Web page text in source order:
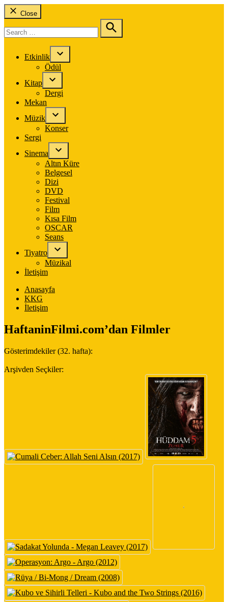
Close
for:
Search
Etkinlik
Ödül
Kitap
Dergi
Mekan
Müzik
Konser
Sergi
Sinema
Altın Küre
Belgesel
Dizi
DVD
Festival
Film
Kısa Film
OSCAR
Seans
Tiyatro
Müzikal
İletişim
Anasayfa
KKG
İletişim
HaftaninFilmi.com’dan Filmler
Gösterimdekiler (32. hafta):
Arşivden Seçkiler: